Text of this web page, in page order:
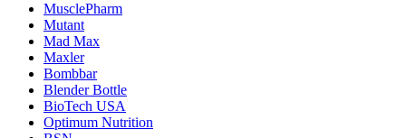
MusclePharm
Mutant
Mad Max
Maxler
Bombbar
Blender Bottle
BioTech USA
Optimum Nutrition